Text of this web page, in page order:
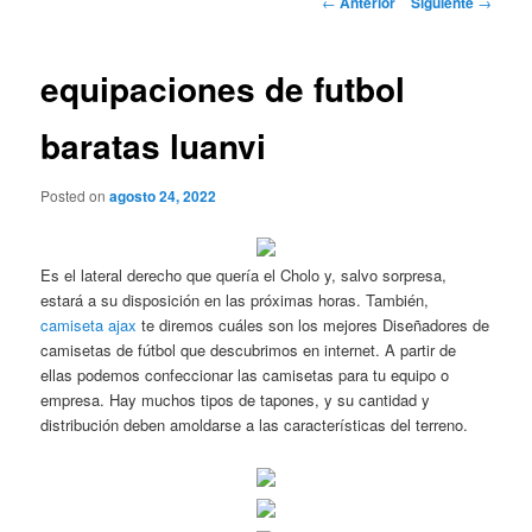
equipaciones de futbol
baratas luanvi
Posted onagosto 24, 2022
Es el lateral derecho que quería el Cholo y, salvo sorpresa,
estará a su disposición en las próximas horas. También,
camiseta ajax te diremos cuáles son los mejores Diseñadores de
camisetas de fútbol que descubrimos en internet. A partir de
ellas podemos confeccionar las camisetas para tu equipo o
empresa. Hay muchos tipos de tapones, y su cantidad y
distribución deben amoldarse a las características del terreno.